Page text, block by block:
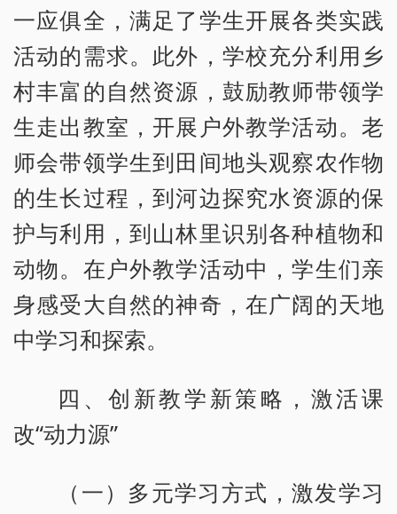
一应俱全，满足了学生开展各类实践
活动的需求。此外，学校充分利用乡
村丰富的自然资源，鼓励教师带领学
生走出教室，开展户外教学活动。老
师会带领学生到田间地头观察农作物
的生长过程，到河边探究水资源的保
护与利用，到山林里识别各种植物和
动物。在户外教学活动中，学生们亲
身感受大自然的神奇，在广阔的天地
中学习和探索。
四、创新教学新策略，激活课
改“动力源”
（一）多元学习方式，激发学习